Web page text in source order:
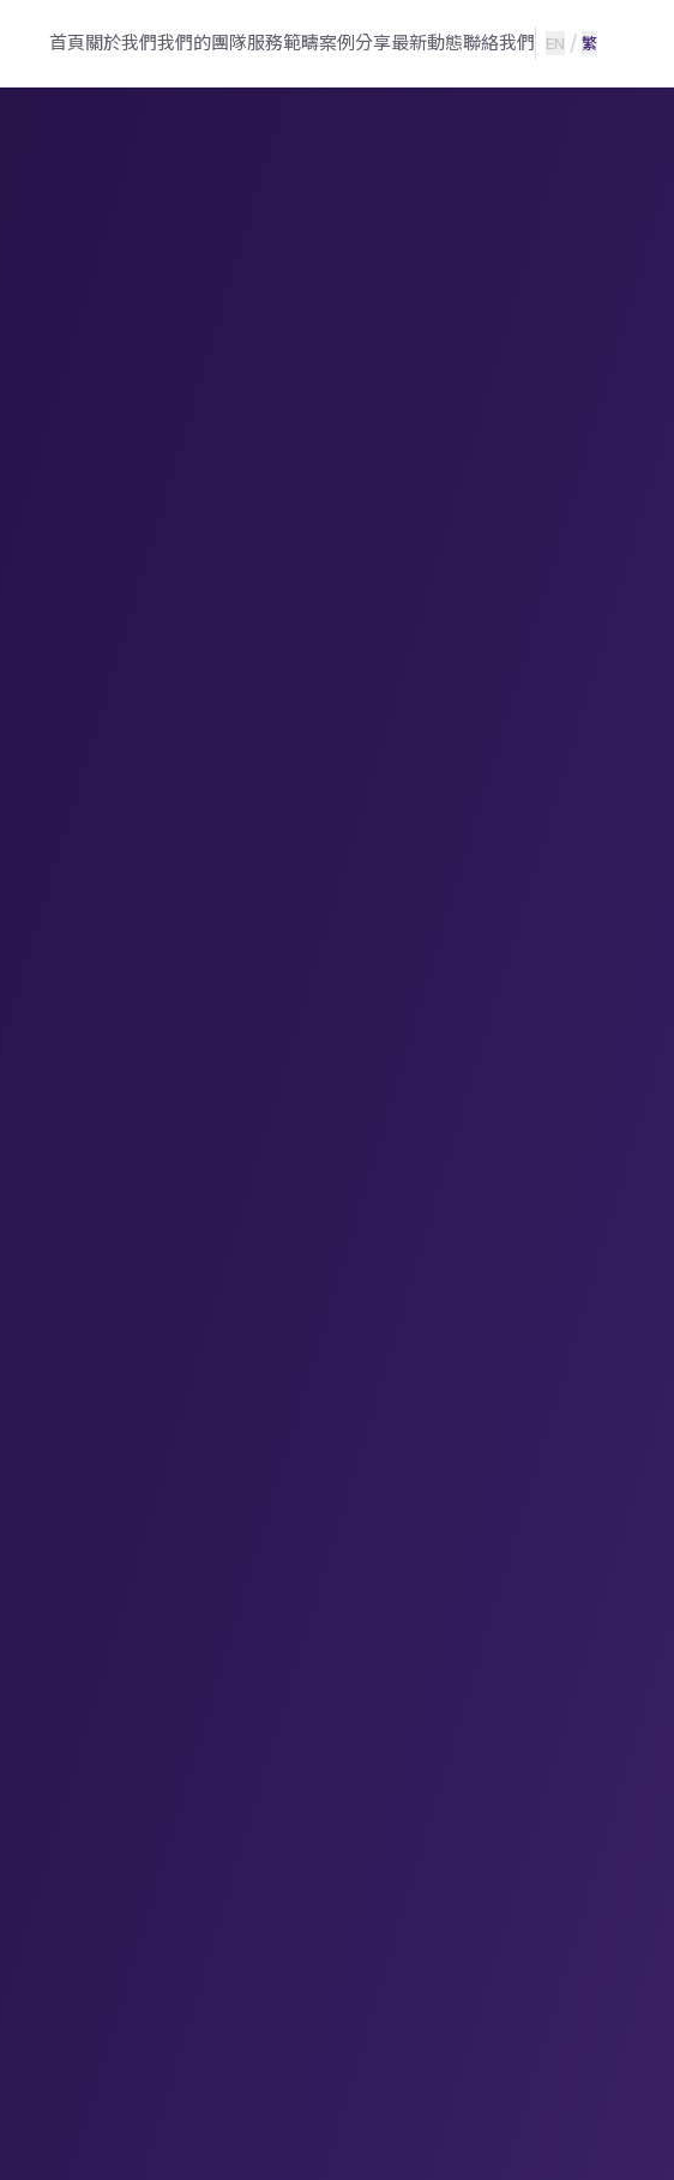
首頁關於我們我們的團隊服務範疇案例分享最新動態聯絡我們 EN / 繁